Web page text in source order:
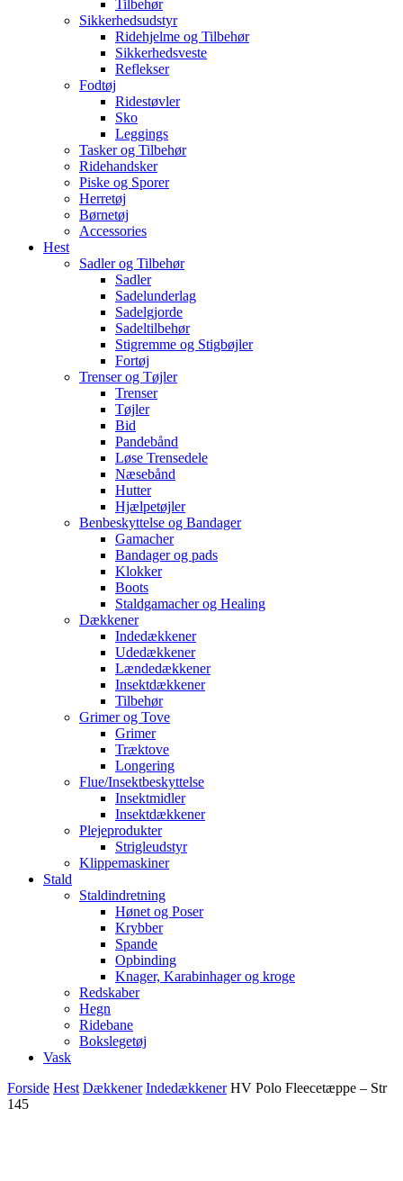
Tilbehør
Sikkerhedsudstyr
Ridehjelme og Tilbehør
Sikkerhedsveste
Reflekser
Fodtøj
Ridestøvler
Sko
Leggings
Tasker og Tilbehør
Ridehandsker
Piske og Sporer
Herretøj
Børnetøj
Accessories
Hest
Sadler og Tilbehør
Sadler
Sadelunderlag
Sadelgjorde
Sadeltilbehør
Stigremme og Stigbøjler
Fortøj
Trenser og Tøjler
Trenser
Tøjler
Bid
Pandebånd
Løse Trensedele
Næsebånd
Hutter
Hjælpetøjler
Benbeskyttelse og Bandager
Gamacher
Bandager og pads
Klokker
Boots
Staldgamacher og Healing
Dækkener
Indedækkener
Udedækkener
Lændedækkener
Insektdækkener
Tilbehør
Grimer og Tove
Grimer
Træktove
Longering
Flue/Insektbeskyttelse
Insektmidler
Insektdækkener
Plejeprodukter
Strigleudstyr
Klippemaskiner
Stald
Staldindretning
Hønet og Poser
Krybber
Spande
Opbinding
Knager, Karabinhager og kroge
Redskaber
Hegn
Ridebane
Bokslegetøj
Vask
Forside Hest Dækkener Indedækkener HV Polo Fleecetæppe – Str
145